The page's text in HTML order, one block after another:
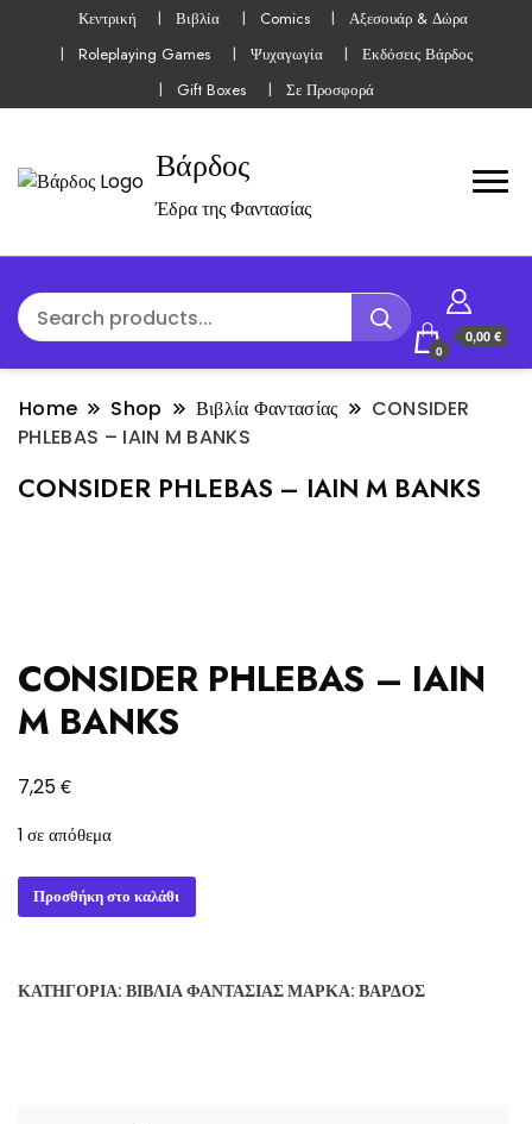
Κεντρική Βιβλία Comics
Αξεσουάρ & Δώρα
Roleplaying Games
Ψυχαγωγία
Εκδόσεις Βάρδος
Gift Boxes
Σε Προσφορά
Βάρδος
Έδρα της Φαντασίας
0
0,00 €
Home Shop Βιβλία Φαντασίας
CONSIDER
PHLEBAS – IAIN M BANKS
CONSIDER PHLEBAS – IAIN M BANKS
CONSIDER PHLEBAS – IAIN
M BANKS
7,25€
1 σε απόθεμα
CONSIDER
PHLEBAS
M
Προσθήκη στο καλάθι
ΚΑΤΗΓΟΡΊΑ: ΒΙΒΛΊΑ ΦΑΝΤΑΣΊΑΣΜΆΡΚΑ: ΒΆΡΔΟΣ